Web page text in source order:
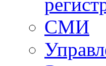
СМИ